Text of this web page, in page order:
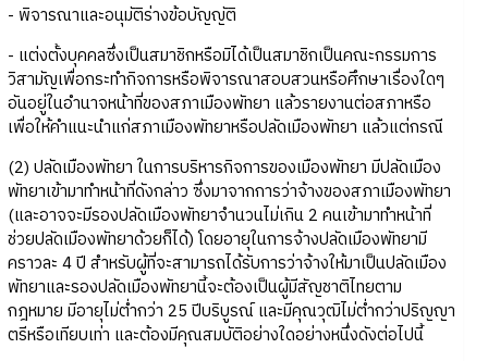
- พิจารณาและอนุมัติร่างข้อบัญญัติ
- แต่งตั้งบุคคลซึ่งเป็นสมาชิกหรือมิได้เป็นสมาชิกเป็นคณะกรรมการ
วิสามัญเพื่อกระทำกิจการหรือพิจารณาสอบสวนหรือศึกษาเรื่องใดๆ
อันอยู่ในอำนาจหน้าที่ของสภาเมืองพัทยา แล้วรายงานต่อสภาหรือ
เพื่อให้คำแนะนำแก่สภาเมืองพัทยาหรือปลัดเมืองพัทยา แล้วแต่กรณี
(2) ปลัดเมืองพัทยา ในการบริหารกิจการของเมืองพัทยา มีปลัดเมือง
พัทยาเข้ามาทำหน้าที่ดังกล่าว ซึ่งมาจากการว่าจ้างของสภาเมืองพัทยา
(และอาจจะมีรองปลัดเมืองพัทยาจำนวนไม่เกิน 2 คนเข้ามาทำหน้าที่
ช่วยปลัดเมืองพัทยาด้วยก็ได้) โดยอายุในการจ้างปลัดเมืองพัทยามี
คราวละ 4 ปี สำหรับผู้ที่จะสามารถได้รับการว่าจ้างให้มาเป็นปลัดเมือง
พัทยาและรองปลัดเมืองพัทยานี้จะต้องเป็นผู้มีสัญชาติไทยตาม
กฎหมาย มีอายุไม่ต่ำกว่า 25 ปีบริบูรณ์ และมีคุณวุฒิไม่ต่ำกว่าปริญญา
ตรีหรือเทียบเท่า และต้องมีคุณสมบัติอย่างใดอย่างหนึ่งดังต่อไปนี้